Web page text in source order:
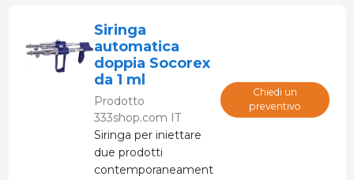
Siringa
automatica
doppia Socorex
da 1 ml
Prodotto
333shop.com IT
Siringa per iniettare
due prodotti
contemporaneamente
Chiedi un
preventivo